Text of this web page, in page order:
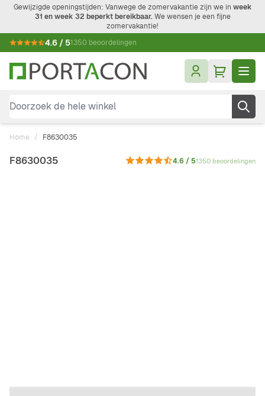
Ga naar de inhoud
Gewijzigde openingstijden: Vanwege de zomervakantie zijn we in week
31 en week 32 beperkt bereikbaar.We wensen je een fijne
zomervakantie!
4.6 / 51350 beoordelingen
Doorzoek de hele winkel
Home / F8630035
F8630035 4.6 / 51350 beoordelingen